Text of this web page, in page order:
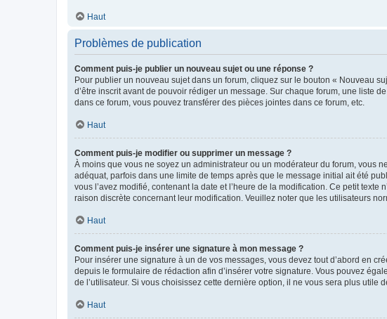
Haut
Problèmes de publication
Comment puis-je publier un nouveau sujet ou une réponse ?
Pour publier un nouveau sujet dans un forum, cliquez sur le bouton « Nouveau
d’être inscrit avant de pouvoir rédiger un message. Sur chaque forum, une liste
dans ce forum, vous pouvez transférer des pièces jointes dans ce forum, etc.
Haut
Comment puis-je modifier ou supprimer un message ?
À moins que vous ne soyez un administrateur ou un modérateur du forum, vous
adéquat, parfois dans une limite de temps après que le message initial ait été
vous l’avez modifié, contenant la date et l’heure de la modification. Ce petit texte
raison discrète concernant leur modification. Veuillez noter que les utilisateurs
Haut
Comment puis-je insérer une signature à mon message ?
Pour insérer une signature à un de vos messages, vous devez tout d’abord en
depuis le formulaire de rédaction afin d’insérer votre signature. Vous pouvez
de l’utilisateur. Si vous choisissez cette dernière option, il ne vous sera plus utile
Haut